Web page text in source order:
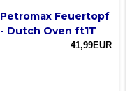
Petromax Feuertopf
- Dutch Oven ft1T
41,99EUR